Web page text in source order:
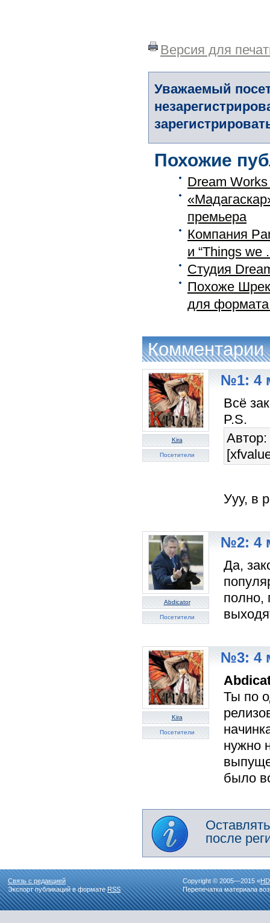
Версия для
Уважаемый
Похожие
Dream
премьера
Компания
и “Things we
Студия
Похоже
для
Комментарии
Kira
Посетители
№1: 4
Всё
P.S.
Ууу, в
Abdicator
Посетители
№2: 4
Да,
полно,
Kira
Посетители
№3: 4
Ты по
нужно
было
после
Связь с редакцией
Экспорт публикаций в форматеRSS
Copyright © 2005—2015 «
Перепечатка материала